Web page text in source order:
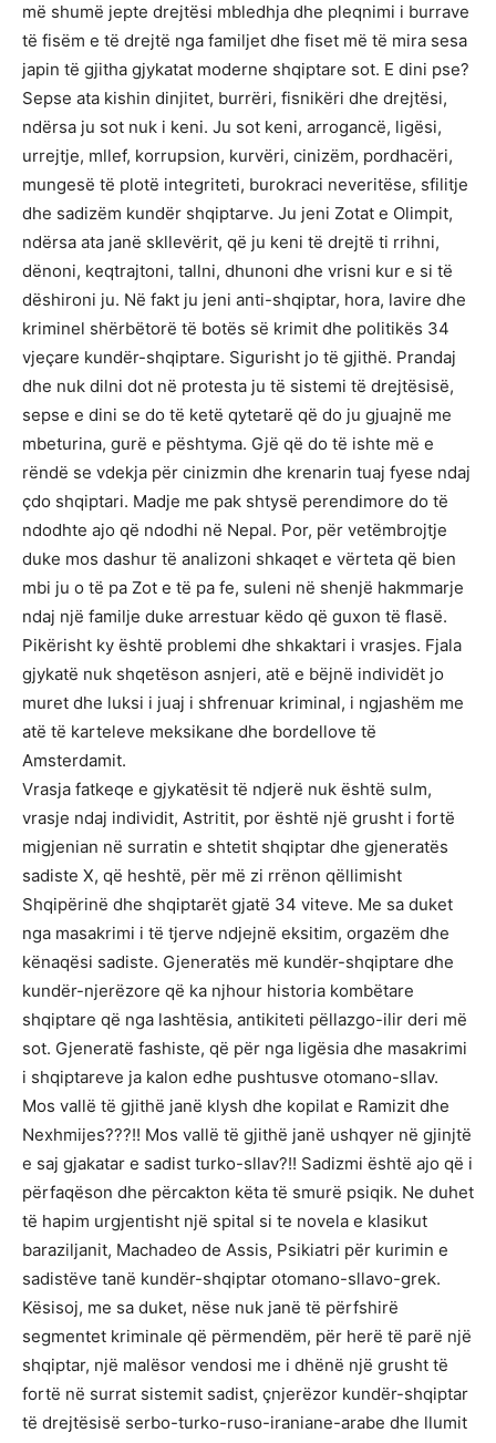
më shumë jepte drejtësi mbledhja dhe pleqnimi i burrave
të fisëm e të drejtë nga familjet dhe fiset më të mira sesa
japin të gjitha gjykatat moderne shqiptare sot. E dini pse?
Sepse ata kishin dinjitet, burrëri, fisnikëri dhe drejtësi,
ndërsa ju sot nuk i keni. Ju sot keni, arrogancë, ligësi,
urrejtje, mllef, korrupsion, kurvëri, cinizëm, pordhacëri,
mungesë të plotë integriteti, burokraci neveritëse, sfilitje
dhe sadizëm kundër shqiptarve. Ju jeni Zotat e Olimpit,
ndërsa ata janë skllevërit, që ju keni të drejtë ti rrihni,
dënoni, keqtrajtoni, tallni, dhunoni dhe vrisni kur e si të
dëshironi ju. Në fakt ju jeni anti-shqiptar, hora, lavire dhe
kriminel shërbëtorë të botës së krimit dhe politikës 34
vjeçare kundër-shqiptare. Sigurisht jo të gjithë. Prandaj
dhe nuk dilni dot në protesta ju të sistemi të drejtësisë,
sepse e dini se do të ketë qytetarë që do ju gjuajnë me
mbeturina, gurë e pështyma. Gjë që do të ishte më e
rëndë se vdekja për cinizmin dhe krenarin tuaj fyese ndaj
çdo shqiptari. Madje me pak shtysë perendimore do të
ndodhte ajo që ndodhi në Nepal. Por, për vetëmbrojtje
duke mos dashur të analizoni shkaqet e vërteta që bien
mbi ju o të pa Zot e të pa fe, suleni në shenjë hakmmarje
ndaj një familje duke arrestuar këdo që guxon të flasë.
Pikërisht ky është problemi dhe shkaktari i vrasjes. Fjala
gjykatë nuk shqetëson asnjeri, atë e bëjnë individët jo
muret dhe luksi i juaj i shfrenuar kriminal, i ngjashëm me
atë të karteleve meksikane dhe bordellove të
Amsterdamit.
Vrasja fatkeqe e gjykatësit të ndjerë nuk është sulm,
vrasje ndaj individit, Astritit, por është një grusht i fortë
migjenian në surratin e shtetit shqiptar dhe gjeneratës
sadiste X, që heshtë, për më zi rrënon qëllimisht
Shqipërinë dhe shqiptarët gjatë 34 viteve. Me sa duket
nga masakrimi i të tjerve ndjejnë eksitim, orgazëm dhe
kënaqësi sadiste. Gjeneratës më kundër-shqiptare dhe
kundër-njerëzore që ka njhour historia kombëtare
shqiptare që nga lashtësia, antikiteti pëllazgo-ilir deri më
sot. Gjeneratë fashiste, që për nga ligësia dhe masakrimi
i shqiptareve ja kalon edhe pushtusve otomano-sllav.
Mos vallë të gjithë janë klysh dhe kopilat e Ramizit dhe
Nexhmijes???!! Mos vallë të gjithë janë ushqyer në gjinjtë
e saj gjakatar e sadist turko-sllav?!! Sadizmi është ajo që i
përfaqëson dhe përcakton këta të smurë psiqik. Ne duhet
të hapim urgjentisht një spital si te novela e klasikut
baraziljanit, Machadeo de Assis, Psikiatri për kurimin e
sadistëve tanë kundër-shqiptar otomano-sllavo-grek.
Kësisoj, me sa duket, nëse nuk janë të përfshirë
segmentet kriminale që përmendëm, për herë të parë një
shqiptar, një malësor vendosi me i dhënë një grusht të
fortë në surrat sistemit sadist, çnjerëzor kundër-shqiptar
të drejtësisë serbo-turko-ruso-iraniane-arabe dhe llumit